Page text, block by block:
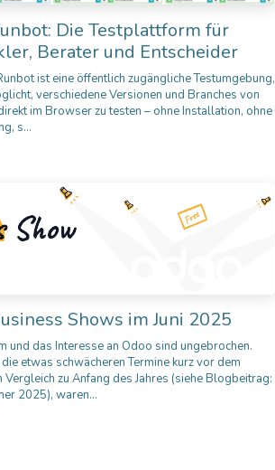
Die Testplattform für
Berater und Entscheider
ist eine öffentlich zugängliche Testumgebung,
verschiedene Versionen und Branches von
im Browser zu testen – ohne Installation, ohne
s...
Shows im Juni 2025
und das Interesse an Odoo sind ungebrochen.
etwas schwächeren Termine kurz vor dem
Vergleich zu Anfang des Jahres (siehe Blogbeitrag:
2025), waren...